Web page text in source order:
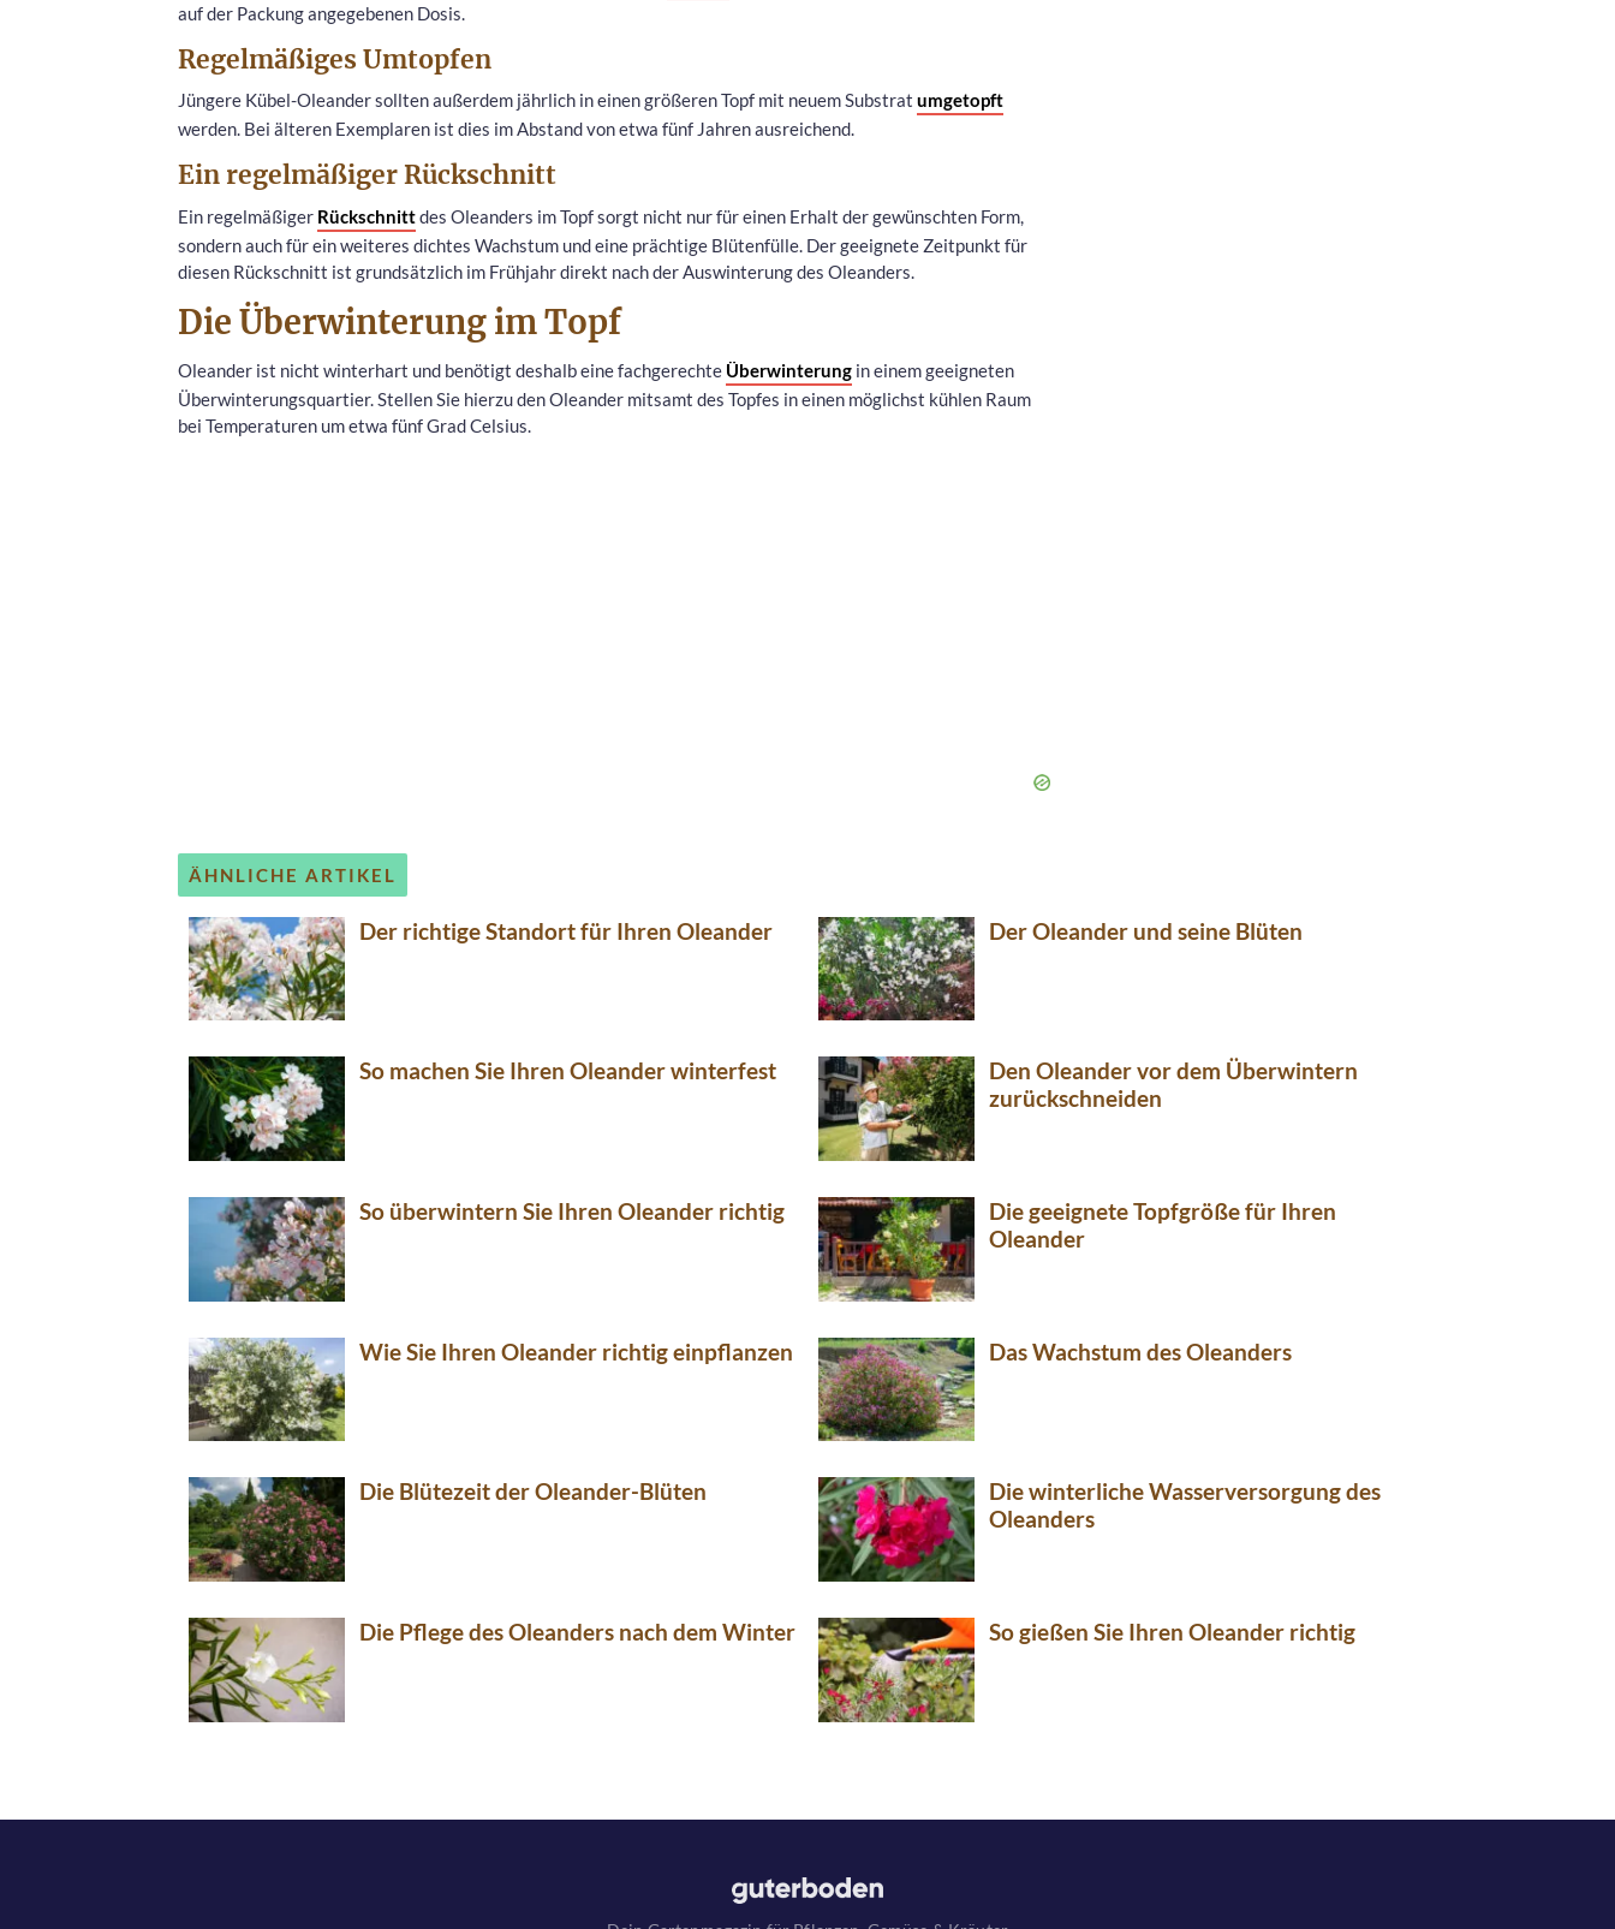
auf der Packung angegebenen Dosis.
Regelmäßiges Umtopfen
Jüngere Kübel-Oleander sollten außerdem jährlich in einen größeren Topf mit neuem Substrat umgetopft
werden. Bei älteren Exemplaren ist dies im Abstand von etwa fünf Jahren ausreichend.
Ein regelmäßiger Rückschnitt
Ein regelmäßiger Rückschnittdes Oleanders im Topf sorgt nicht nur für einen Erhalt der gewünschten Form,
sondern auch für ein weiteres dichtes Wachstum und eine prächtige Blütenfülle. Der geeignete Zeitpunkt für
diesen Rückschnitt ist grundsätzlich im Frühjahr direkt nach der Auswinterung des Oleanders.
Die Überwinterung im Topf
Oleander ist nicht winterhart und benötigt deshalb eine fachgerechte Überwinterung in einem geeigneten
Überwinterungsquartier. Stellen Sie hierzu den Oleander mitsamt des Topfes in einen möglichst kühlen Raum
bei Temperaturen um etwa fünf Grad Celsius.
ÄHNLICHE ARTIKEL
Der richtige Standort für Ihren Oleander Der Oleander und seine Blüten
So machen Sie Ihren Oleander winterfest
Den Oleander vor dem Überwintern
zurückschneiden
So überwintern Sie Ihren Oleander richtig
Die geeignete Topfgröße für Ihren
Oleander
Wie Sie Ihren Oleander richtig einpflanzen Das Wachstum des Oleanders
Die Blütezeit der Oleander-Blüten
Die winterliche Wasserversorgung des
Oleanders
Die Pflege des Oleanders nach dem Winter So gießen Sie Ihren Oleander richtig